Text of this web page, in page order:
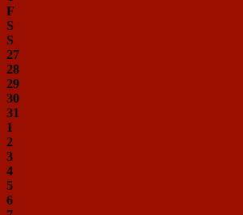
F
S
S
27
28
29
30
31
1
2
3
4
5
6